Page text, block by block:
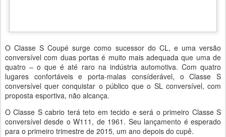
O Classe S Coupé surge como sucessor do CL, e uma versão
conversível com duas portas é muito mais adequada que uma de
quatro – o que é até raro na indústria automotiva. Com quatro
lugares confortáveis e porta-malas consíderável, o Classe S
conversível quer conquistar o público que o SL conversível, com
proposta esportiva, não alcança.
O Classe S cabrio terá teto em tecido e será o primeiro Classe S
conversível desde o W111, de 1961. Seu lançamento é esperado
para o primeiro trimestre de 2015, um ano depois do cupê.